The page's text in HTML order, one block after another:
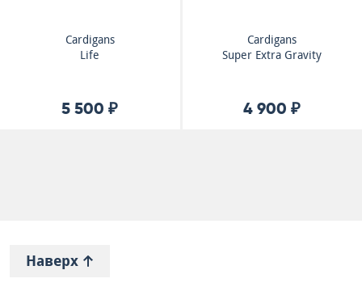
Cardigans
Life
5 500 ₽
Cardigans
Super Extra Gravity
4 900 ₽
Наверх